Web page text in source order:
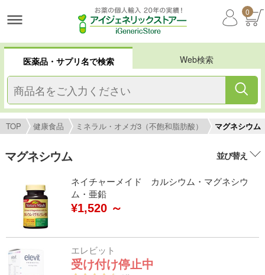
0
医薬品・サプリ名で検索 Web検索
TOP 健康食品 ミネラル・オメガ3（不飽和脂肪酸） マグネシウム
マグネシウム 並び替え
ネイチャーメイド カルシウム・マグネシウ
ム・亜鉛
¥1,520 ～
エレビット
受け付け停止中